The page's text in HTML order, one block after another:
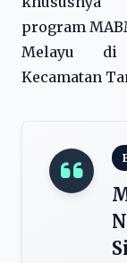
program
Melayu di
Kecamatan